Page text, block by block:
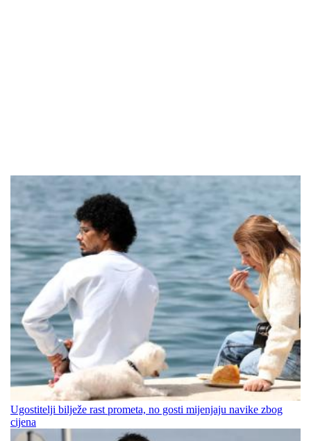
Ugostitelji bilježe rast prometa, no gosti mijenjaju navike zbog
cijena